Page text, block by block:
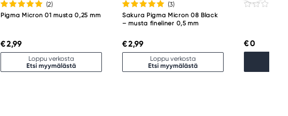
(2)
Pigma Micron 01 musta 0,25 mm
€ 2,99
Loppu verkosta
Etsi myymälästä
(3)
Sakura Pigma Micron 08 Black
– musta fineliner 0,5 mm
€ 2,99
Loppu verkosta
Etsi myymälästä
€ 0